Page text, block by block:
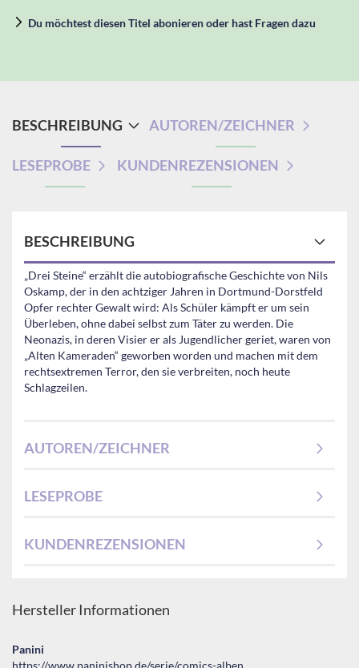
Du möchtest diesen Titel abonieren oder hast Fragen dazu
BESCHREIBUNG AUTOREN/ZEICHNER
LESEPROBE KUNDENREZENSIONEN
BESCHREIBUNG
„Drei Steine“ erzählt die autobiografische Geschichte von Nils
Oskamp, der in den achtziger Jahren in Dortmund-Dorstfeld
Opfer rechter Gewalt wird: Als Schüler kämpft er um sein
Überleben, ohne dabei selbst zum Täter zu werden. Die
Neonazis, in deren Visier er als Jugendlicher geriet, waren von
„Alten Kameraden“ geworben worden und machen mit dem
rechtsextremen Terror, den sie verbreiten, noch heute
Schlagzeilen.
AUTOREN/ZEICHNER
LESEPROBE
KUNDENREZENSIONEN
Hersteller Informationen
Panini
https://www.paninishop.de/serie/comics-alben